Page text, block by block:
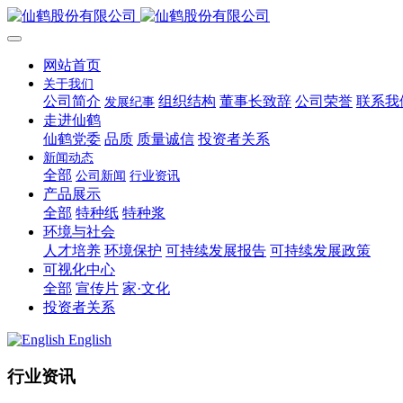
网站首页
关于我们
公司简介 发展纪事 组织结构 董事长致辞 公司荣誉 联系我
走进仙鹤
仙鹤党委 品质 质量诚信 投资者关系
新闻动态
全部 公司新闻 行业资讯
产品展示
全部 特种纸 特种浆
环境与社会
人才培养 环境保护 可持续发展报告 可持续发展政策
可视化中心
全部 宣传片 家·文化
投资者关系
English
行业资讯